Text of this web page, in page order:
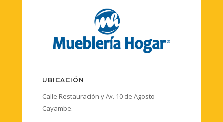
UBICACIÓN
Calle Restauración y Av. 10 de Agosto –
Cayambe.